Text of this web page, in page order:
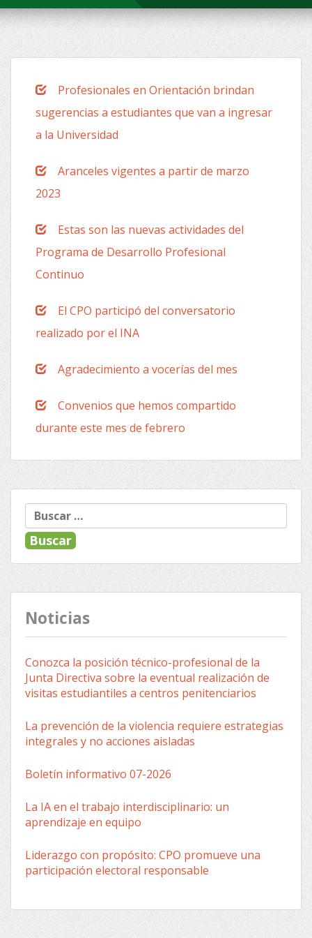
Profesionales en Orientación brindan
sugerencias a estudiantes que van a ingresar
a la Universidad
Aranceles vigentes a partir de marzo
2023
Estas son las nuevas actividades del
Programa de Desarrollo Profesional
Continuo
El CPO participó del conversatorio
realizado por el INA
Agradecimiento a vocerías del mes
Convenios que hemos compartido
durante este mes de febrero
Buscar:
Noticias
Conozca la posición técnico-profesional de la
Junta Directiva sobre la eventual realización de
visitas estudiantiles a centros penitenciarios
La prevención de la violencia requiere estrategias
integrales y no acciones aisladas
Boletín informativo 07-2026
La IA en el trabajo interdisciplinario: un
aprendizaje en equipo
Liderazgo con propósito: CPO promueve una
participación electoral responsable